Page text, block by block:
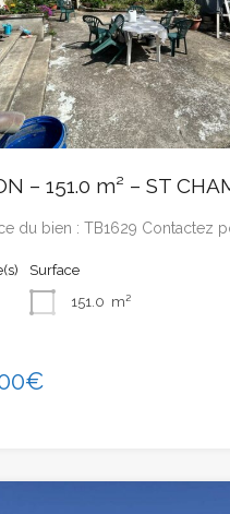
– 151.0 m² – ST
du bien : TB1629 Contactez
Surface
151.0 m²